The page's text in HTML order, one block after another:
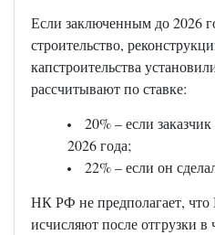
Если заключенным до 2026
строительство,
капстроительства
рассчитывают по ставке:
20% – если
2026 года;
22% – если он
НК РФ не предполагает,
исчисляют после отгрузки в